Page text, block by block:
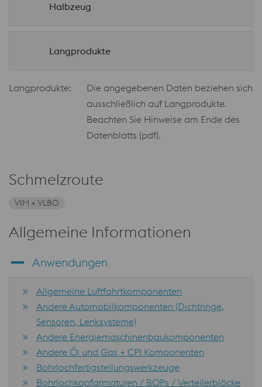
Halbzeug
Langprodukte
Langprodukte:
Die angegebenen Daten beziehen sich
ausschließlich auf Langprodukte.
Beachten Sie Hinweise am Ende des
Datenblatts (pdf).
Schmelzroute
VIM + VLBO
Allgemeine Informationen
Anwendungen
Allgemeine Luftfahrtkomponenten
Andere Automobilkomponenten (Dichtringe,
Sensoren, Lenksysteme)
Andere Energiemaschinenbaukomponenten
Andere Öl und Gas + CPI Komponenten
Bohrlochfertigstellungswerkzeuge
Bohrlochkopfarmaturen / BOPs / Verteilerblöcke